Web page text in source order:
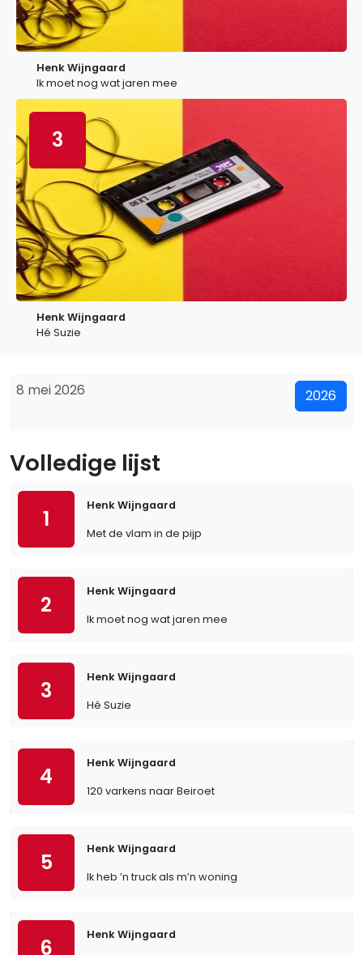
Henk Wijngaard
Ik moet nog wat jaren mee
3
Henk Wijngaard
Hé Suzie
8 mei 2026 2026
Volledige lijst
1
Henk Wijngaard
Met de vlam in de pijp
2
Henk Wijngaard
Ik moet nog wat jaren mee
3
Henk Wijngaard
Hé Suzie
4
Henk Wijngaard
120 varkens naar Beiroet
5
Henk Wijngaard
Ik heb ’n truck als m’n woning
6
Henk Wijngaard